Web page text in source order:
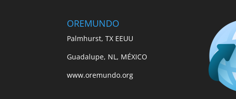
OREMUNDO
Palmhurst, TX EEUU
Guadalupe, NL, MÉXICO
www.oremundo.org